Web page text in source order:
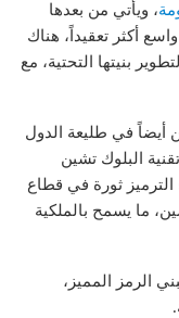
، ويأتي من بعدها
أكثر تعقيداً، هناك
بنيتها التحتية، مع
أيضاً في طليعة الدول
البلوك تشين
ثورة في قطاع
ما يسمح بالملكية
الرمز المميز،